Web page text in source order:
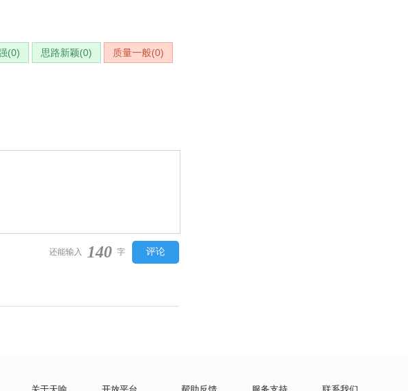
(0) 思路新颖(0) 质量一般(0)
还能输入 140 字